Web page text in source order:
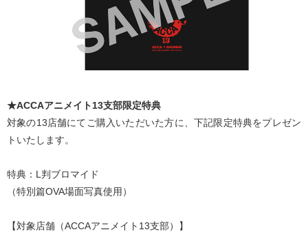
★ACCAアニメイト13支部限定特典
対象の13店舗にてご購入いただいた方に、下記限定特典をプレゼン
トいたします。
特典：L判ブロマイド
（特別篇OVA場面写真使用）
【対象店舗（ACCAアニメイト13支部）】